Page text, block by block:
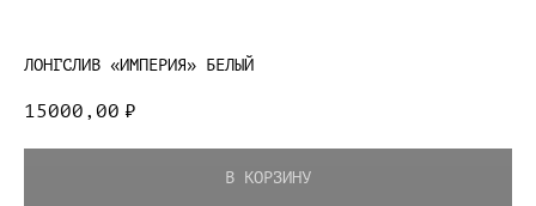
ЛОНГСЛИВ «ИМПЕРИЯ» БЕЛЫЙ
15000,00 ₽
В КОРЗИНУ